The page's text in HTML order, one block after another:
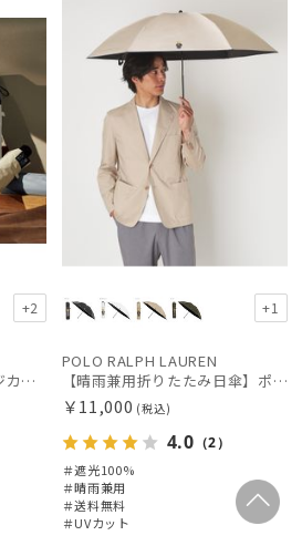
+2
【日傘】マジで軽い傘 マジカルテックプロテクション(MAGICAL TECH PROTECTION) 58cm 晴雨兼用傘自動開閉折りたたみ日傘 一級遮光100% UV 軽量 機能性 大きめ 人気
+1
POLO RALPH LAUREN
【晴雨兼用折りたたみ日傘】ポロ ラルフ ローレン (POLO RALPH LAUREN) ポロベア 遮光100% UVメンズ日傘 簡単開閉
￥11,000 (税込)
4.0 （2）
＃遮光100%
＃晴雨兼用
＃送料無料
＃UVカット